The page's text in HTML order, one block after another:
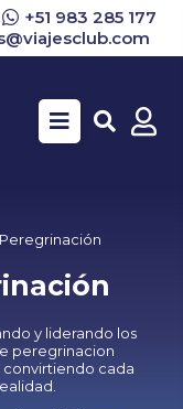
+51 983 285 177
y liderando los
peregrinacion
convirtiendo cada